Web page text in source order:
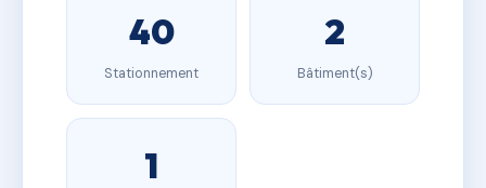
40
Stationnement
2
Bâtiment(s)
1